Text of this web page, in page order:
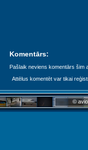
Komentārs:
Pašlaik neviens komentārs šim
Attēlus komentēt var tikai
©